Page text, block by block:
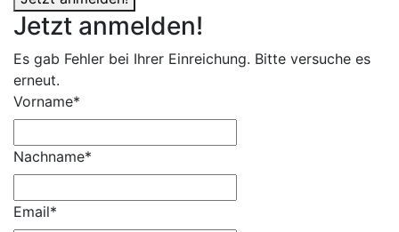
Jetzt anmelden!
Es gab Fehler bei Ihrer Einreichung. Bitte versuche es
erneut.
Vorname*
Nachname*
Email*